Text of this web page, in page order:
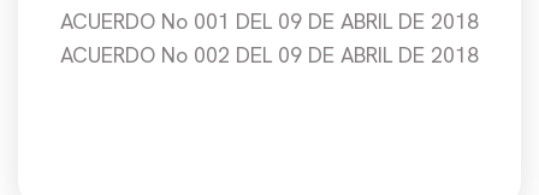
ACUERDO No 001 DEL 09 DE ABRIL DE 2018
ACUERDO No 002 DEL 09 DE ABRIL DE 2018